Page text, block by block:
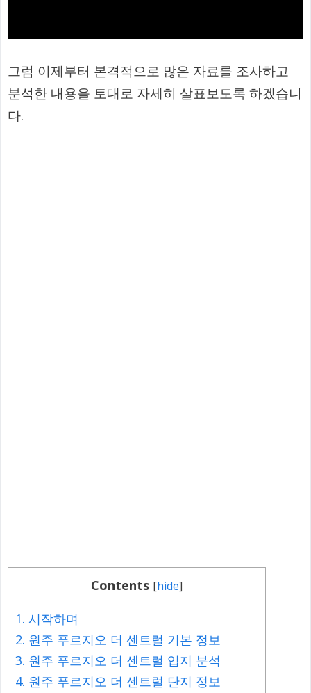
그럼 이제부터 본격적으로 많은 자료를 조사하고
분석한 내용을 토대로 자세히 살표보도록 하겠습니
다.
Contents [hide]
1. 시작하며
2. 원주 푸르지오 더 센트럴 기본 정보
3. 원주 푸르지오 더 센트럴 입지 분석
4. 원주 푸르지오 더 센트럴 단지 정보